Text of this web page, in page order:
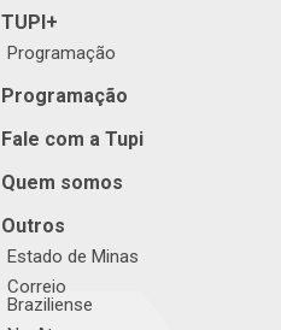
TUPI+
Programação
Programação
Fale com a Tupi
Quem somos
Outros
Estado de Minas
Correio
Braziliense